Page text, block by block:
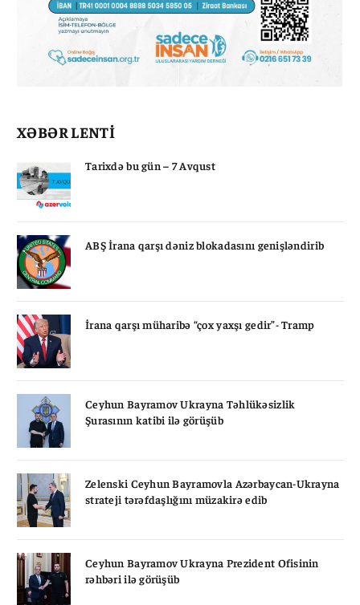
XƏBƏR LENTİ
Tarixdə bu gün – 7 Avqust
ABŞ İrana qarşı dəniz blokadasını genişləndirib
İrana qarşı müharibə “çox yaxşı gedir”- Tramp
Ceyhun Bayramov Ukrayna Təhlükəsizlik
Şurasının katibi ilə görüşüb
Zelenski Ceyhun Bayramovla Azərbaycan-Ukrayna
strateji tərəfdaşlığını müzakirə edib
Ceyhun Bayramov Ukrayna Prezident Ofisinin
rəhbəri ilə görüşüb